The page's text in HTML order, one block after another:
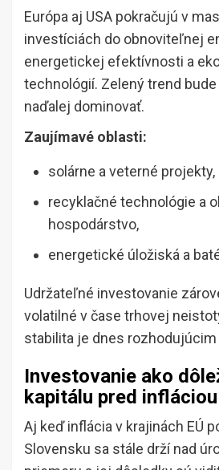
Európa aj USA pokračujú v
investíciách do obnoviteľnej
energetickej efektívnosti a
technológií. Zelený trend
naďalej dominovať.
Zaujímavé oblasti:
solárne a veterné projekty,
recyklačné technológie a
hospodárstvo,
energetické úložiská a
Udržateľné investovanie
volatilné v čase trhovej
stabilita je dnes
Investovanie ako
kapitálu pred infláciou
Aj keď inflácia v krajinách EÚ
Slovensku sa stále drží nad